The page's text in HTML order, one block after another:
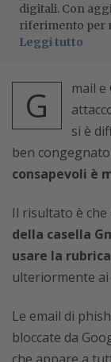
digitali. Con
riferimento per
Leggi tutto
G
mail
si è
ben
consapevoli è
Il risultato è che
della casella
usare la
ulteriormente
Le email di
bloccate da